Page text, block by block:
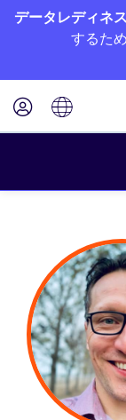
データレディネ
するた
ビジネス
テクニカル
パートナー
カルチャー